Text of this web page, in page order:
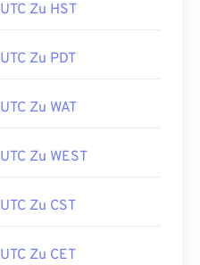
UTC Zu HST
UTC Zu PDT
UTC Zu WAT
UTC Zu WEST
UTC Zu CST
UTC Zu CET